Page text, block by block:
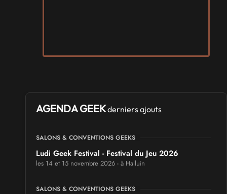
AGENDA GEEKderniers ajouts
SALONS & CONVENTIONS GEEKS
Ludi Geek Festival - Festival du Jeu 2026
les 14 et 15 novembre 2026 - à Halluin
SALONS & CONVENTIONS GEEKS